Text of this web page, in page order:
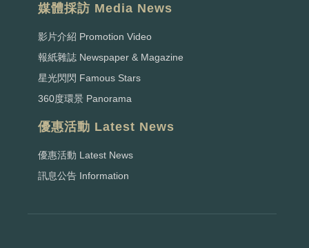
媒體採訪 Media News
影片介紹 Promotion Video
報紙雜誌 Newspaper & Magazine
星光閃閃 Famous Stars
360度環景 Panorama
優惠活動 Latest News
優惠活動 Latest News
訊息公告 Information